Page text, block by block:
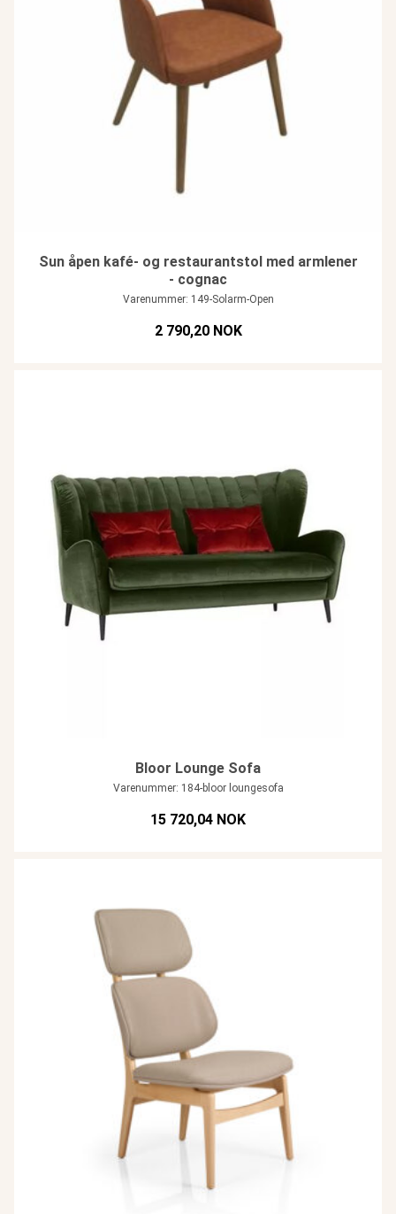
Sun åpen kafé- og restaurantstol med armlener
- cognac
Varenummer: 149-Solarm-Open
2 790,20 NOK
Bloor Lounge Sofa
Varenummer: 184-bloor loungesofa
15 720,04 NOK